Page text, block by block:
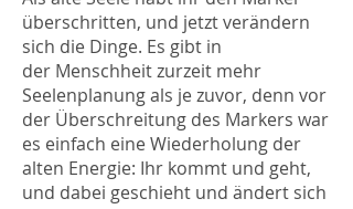
überschritten, und jetzt verändern
sich die Dinge. Es gibt in
der Menschheit zurzeit mehr
Seelenplanung als je zuvor, denn vor
der Überschreitung des Markers war
es einfach eine Wiederholung der
alten Energie: Ihr kommt und geht,
und dabei geschieht und ändert sich